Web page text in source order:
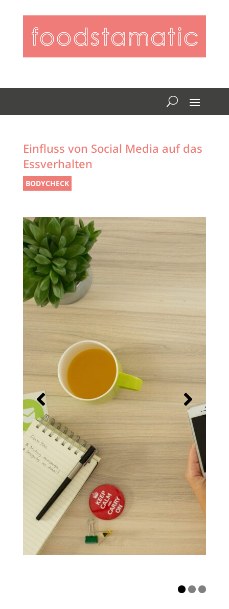
Einfluss von Social Media auf das
Essverhalten
BODYCHECK